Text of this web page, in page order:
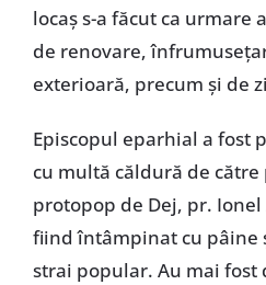
locaș s-a făcut ca
de renovare,
exterioară, precum și de
Episcopul eparhial a fost
cu multă căldură de
protopop de Dej, pr.
fiind întâmpinat cu pâine
strai popular. Au mai fost